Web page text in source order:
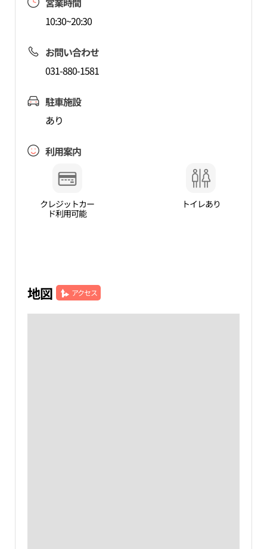
10:30~20:30
お問い合わせ
031-880-1581
駐車施設
あり
利用案内
クレジットカー
ド利用可能
トイレあり
地図 アクセス